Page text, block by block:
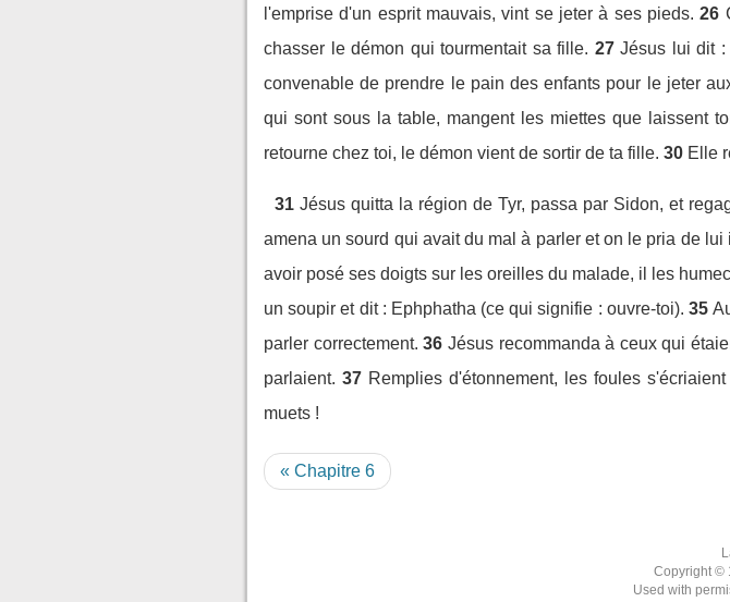
l'emprise d'un esprit mauvais, vint se jeter à ses pieds. 26
chasser le démon qui tourmentait sa fille. 27 Jésus lui dit :
convenable de prendre le pain des enfants pour le jeter
qui sont sous la table, mangent les miettes que laissent
retourne chez toi, le démon vient de sortir de ta fille. 30 Elle
31 Jésus quitta la région de Tyr, passa par Sidon, et
amena un sourd qui avait du mal à parler et on le pria de lui
avoir posé ses doigts sur les oreilles du malade, il les
un soupir et dit : Ephphatha (ce qui signifie : ouvre-toi). 35
parler correctement. 36 Jésus recommanda à ceux qui
parlaient. 37 Remplies d'étonnement, les foules
muets !
« Chapitre 6
Copyright ©
Used with